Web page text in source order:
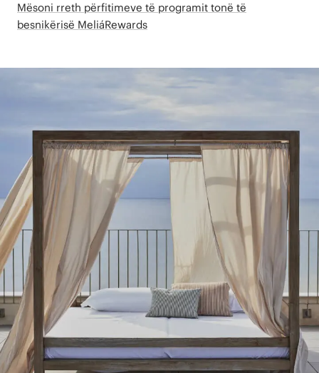
Mësoni rreth përfitimeve të programit tonë të
besnikërisë MeliáRewards